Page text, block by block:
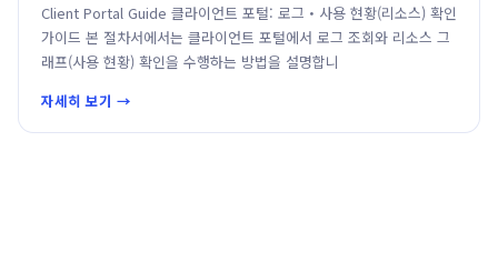
Client Portal Guide 클라이언트 포털: 로그・사용 현황(리소스) 확인
가이드 본 절차서에서는 클라이언트 포털에서 로그 조회와 리소스 그
래프(사용 현황) 확인을 수행하는 방법을 설명합니
자세히 보기 →